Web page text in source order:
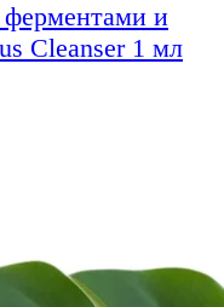
и
Cleanser 1 мл